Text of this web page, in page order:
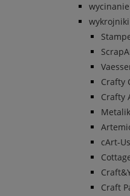
wykrojniki
Crafty
Crafty
cArt-Us
Craft